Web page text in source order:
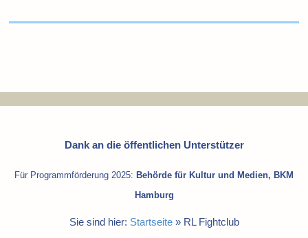
Dank an die öffentlichen Unterstützer
Für Programmförderung 2025: Behörde für Kultur und Medien, BKM
Hamburg
Sie sind hier: Startseite» RL Fightclub